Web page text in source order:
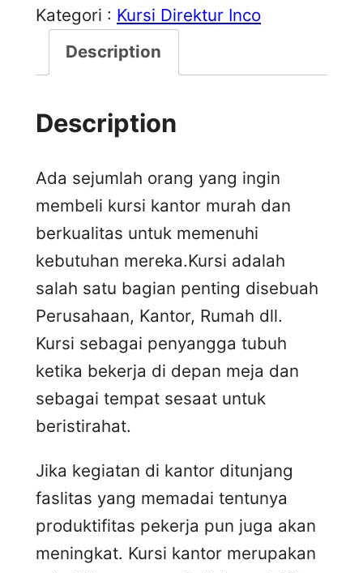
Kategori : Kursi Direktur Inco
Description
Description
Ada sejumlah orang yang ingin
membeli kursi kantor murah dan
berkualitas untuk memenuhi
kebutuhan mereka.Kursi adalah
salah satu bagian penting disebuah
Perusahaan, Kantor, Rumah dll.
Kursi sebagai penyangga tubuh
ketika bekerja di depan meja dan
sebagai tempat sesaat untuk
beristirahat.
Jika kegiatan di kantor ditunjang
faslitas yang memadai tentunya
produktifitas pekerja pun juga akan
meningkat. Kursi kantor merupakan